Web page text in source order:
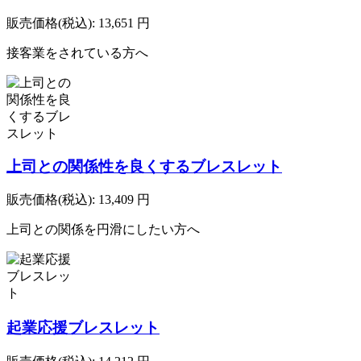
販売価格(税込): 13,651 円
接客業をされている方へ
上司との関係性を良くするブレスレット
販売価格(税込): 13,409 円
上司との関係を円滑にしたい方へ
起業応援ブレスレット